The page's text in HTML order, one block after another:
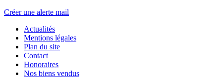
Créer une alerte mail
Actualités
Mentions légales
Plan du site
Contact
Honoraires
Nos biens vendus